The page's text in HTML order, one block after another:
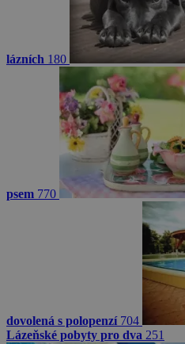
lázních 180
psem 770
dovolená s polopenzí 704
Lázeňské pobyty pro dva 251